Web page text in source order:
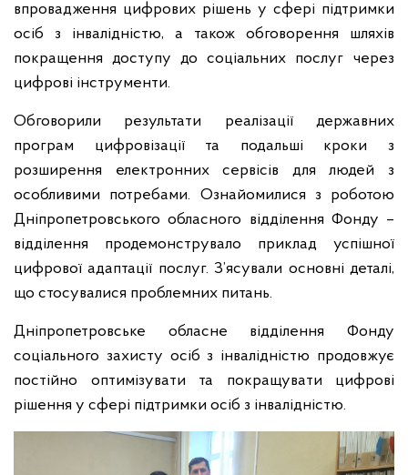
впровадження цифрових рішень у сфері підтримки
осіб з інвалідністю, а також обговорення шляхів
покращення доступу до соціальних послуг через
цифрові інструменти.
Обговорили результати реалізації державних
програм цифровізації та подальші кроки з
розширення електронних сервісів для людей з
особливими потребами. Ознайомилися з роботою
Дніпропетровського обласного відділення Фонду –
відділення продемонструвало приклад успішної
цифрової адаптації послуг. З’ясували основні деталі,
що стосувалися проблемних питань.
Дніпропетровське обласне відділення Фонду
соціального захисту осіб з інвалідністю продовжує
постійно оптимізувати та покращувати цифрові
рішення у сфері підтримки осіб з інвалідністю.